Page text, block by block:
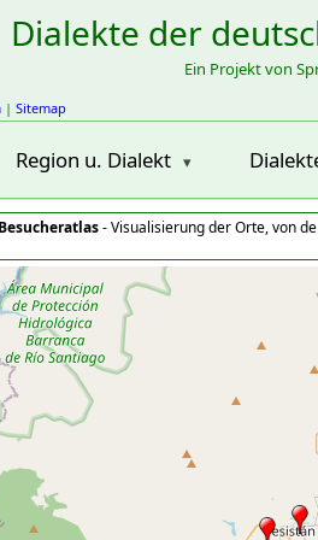
Dialekte der
Ein Projekt von
| Sitemap
Region u. Dialekt
Besucheratlas- Visualisierung der Orte, von